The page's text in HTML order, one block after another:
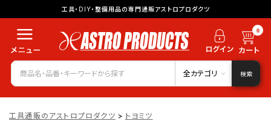
工具・DIY・整備用品の専門通販アストロプロダクツ
0
全カテゴリ 検索
工具通販のアストロプロダクツ > トヨミツ